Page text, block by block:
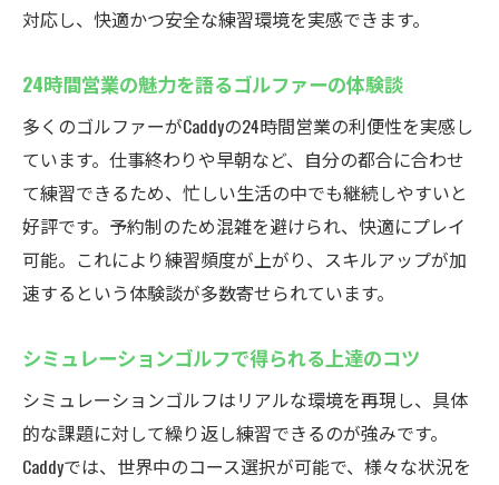
対応し、快適かつ安全な練習環境を実感できます。
24時間営業の魅力を語るゴルファーの体験談
多くのゴルファーがCaddyの24時間営業の利便性を実感し
ています。仕事終わりや早朝など、自分の都合に合わせ
て練習できるため、忙しい生活の中でも継続しやすいと
好評です。予約制のため混雑を避けられ、快適にプレイ
可能。これにより練習頻度が上がり、スキルアップが加
速するという体験談が多数寄せられています。
シミュレーションゴルフで得られる上達のコツ
シミュレーションゴルフはリアルな環境を再現し、具体
的な課題に対して繰り返し練習できるのが強みです。
Caddyでは、世界中のコース選択が可能で、様々な状況を